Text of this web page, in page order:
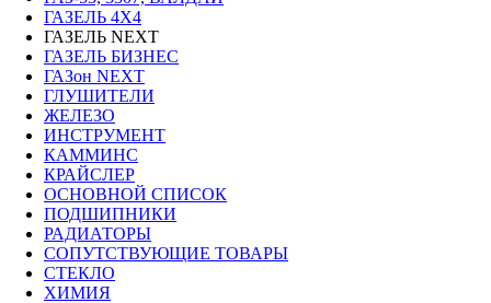
ГАЗЕЛЬ 4Х4
ГАЗЕЛЬ NEXT
ГАЗЕЛЬ БИЗНЕС
ГАЗон NEXT
ГЛУШИТЕЛИ
ЖЕЛЕЗО
ИНСТРУМЕНТ
КАММИНС
КРАЙСЛЕР
ОСНОВНОЙ СПИСОК
ПОДШИПНИКИ
РАДИАТОРЫ
СОПУТСТВУЮЩИЕ ТОВАРЫ
СТЕКЛО
ХИМИЯ